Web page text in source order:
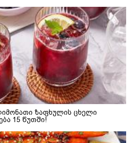
ზაფხულის ცხელი
15 წუთში!